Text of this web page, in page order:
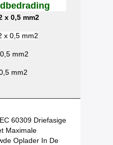
x 0,5 mm2
x 0,5 mm2
mm2
mm2
60309 Driefasige
Maximale
Oplader In De